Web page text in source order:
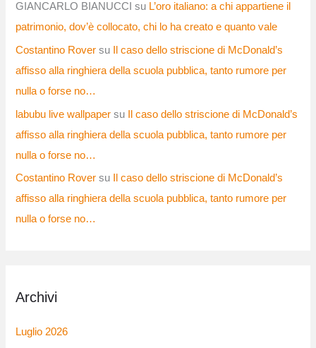
GIANCARLO BIANUCCI su L’oro italiano: a chi appartiene il
patrimonio, dov’è collocato, chi lo ha creato e quanto vale
Costantino Rover su
Il caso dello striscione di McDonald’s
affisso alla ringhiera della scuola pubblica, tanto rumore per
nulla o forse no…
labubu live wallpaper su
Il caso dello striscione di McDonald’s
affisso alla ringhiera della scuola pubblica, tanto rumore per
nulla o forse no…
Costantino Rover su
Il caso dello striscione di McDonald’s
affisso alla ringhiera della scuola pubblica, tanto rumore per
nulla o forse no…
Archivi
Luglio 2026